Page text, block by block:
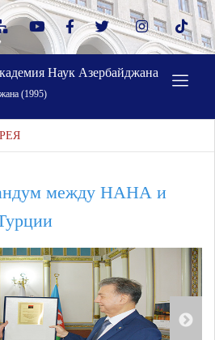
Наук Азербайджана
(1995)
между НАНА и